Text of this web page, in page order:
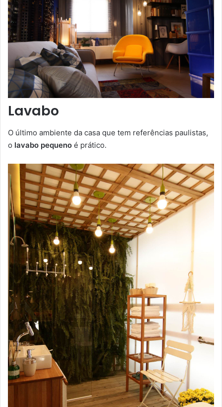
Lavabo
O último ambiente da casa que tem referências paulistas,
o lavabo pequeno é prático.